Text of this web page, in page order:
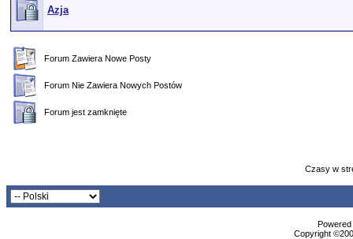
Azja
Forum Zawiera Nowe Posty
Forum Nie Zawiera Nowych Postów
Forum jest zamknięte
Czasy w
Copyright